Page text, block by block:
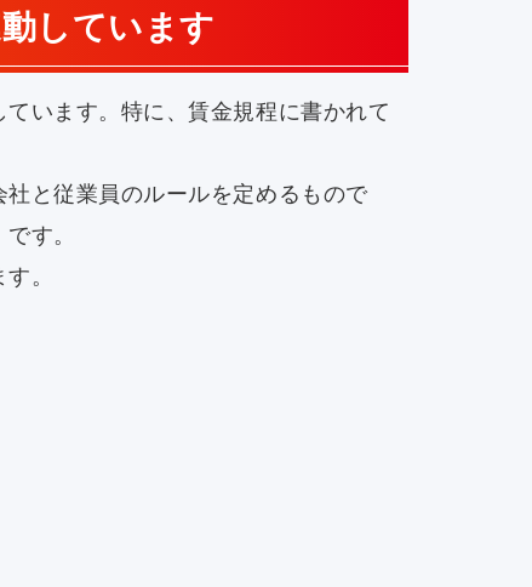
しています
います。特に、賃金規程に書かれて
と従業員のルールを定めるもので
す。
。